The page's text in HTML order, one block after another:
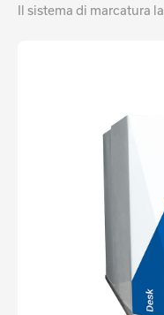
Il sistema di marcatura